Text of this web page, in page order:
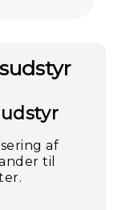
af
til